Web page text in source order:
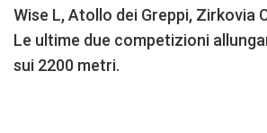
Wise L, Atollo dei Greppi, Zirkovia
Le ultime due competizioni
sui 2200 metri.